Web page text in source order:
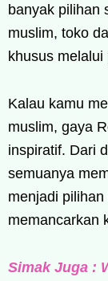
banyak pilihan
muslim, toko
khusus
Kalau kamu
muslim, gaya
inspiratif. Dari
semuanya
menjadi
memancarkan
Simak Juga :